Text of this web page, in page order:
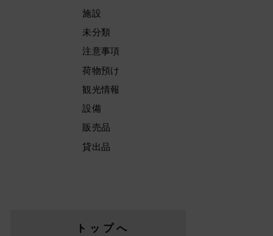
施設
未分類
注意事項
荷物預け
観光情報
設備
販売品
貸出品
トップへ